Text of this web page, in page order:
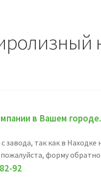
в Вашем городе.
так как в Находке
форму
92